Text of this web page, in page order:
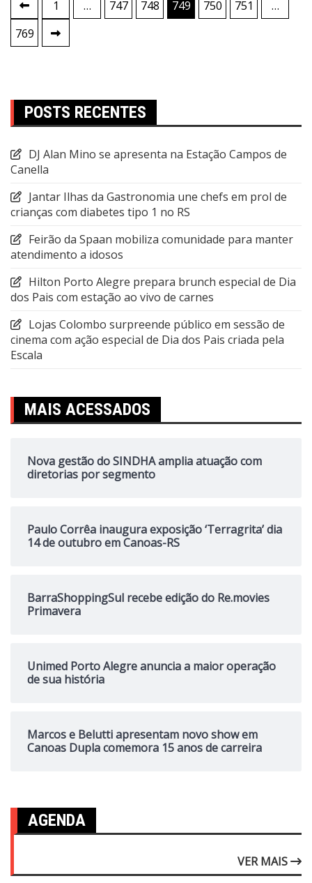
de
posts
1 … 747 748 749 750 751
…
769
POSTS RECENTES
DJ Alan Mino se apresenta na Estação Campos de
Canella
Jantar Ilhas da Gastronomia une chefs em prol de
crianças com diabetes tipo 1 no RS
Feirão da Spaan mobiliza comunidade para manter
atendimento a idosos
Hilton Porto Alegre prepara brunch especial de Dia
dos Pais com estação ao vivo de carnes
Lojas Colombo surpreende público em sessão de
cinema com ação especial de Dia dos Pais criada pela
Escala
MAIS ACESSADOS
Nova gestão do SINDHA amplia atuação com
diretorias por segmento
Paulo Corrêa inaugura exposição ‘Terragrita’ dia
14 de outubro em Canoas-RS
BarraShoppingSul recebe edição do Re.movies
Primavera
Unimed Porto Alegre anuncia a maior operação
de sua história
Marcos e Belutti apresentam novo show em
Canoas Dupla comemora 15 anos de carreira
AGENDA
VER MAIS